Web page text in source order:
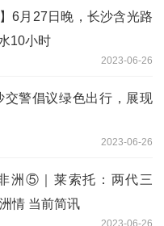
6月27日晚，长沙含光路
10小时
2023-06-26
交警倡议绿色出行，展现
2023-06-26
洲⑤｜莱索托：两代三
情 当前简讯
2023-06-26